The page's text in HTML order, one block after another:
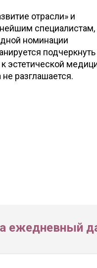
отрасли» и
специалистам,
номинации
эстетической
разглашается.
ежедневный